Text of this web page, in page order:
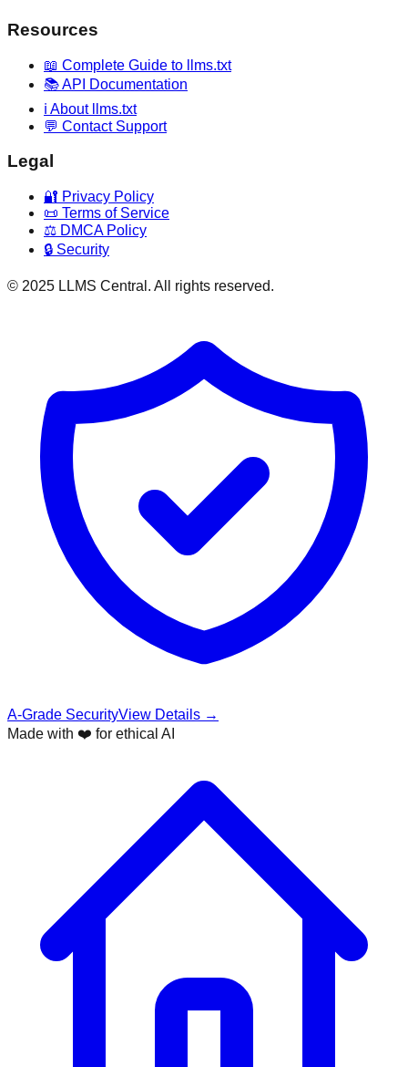
Resources
📖 Complete Guide to llms.txt
📚 API Documentation
ℹ️ About llms.txt
💬 Contact Support
Legal
🔐 Privacy Policy
📜 Terms of Service
⚖️ DMCA Policy
🔒 Security
© 2025 LLMS Central. All rights reserved.
A-Grade SecurityView Details →
Made with ❤️ for ethical AI